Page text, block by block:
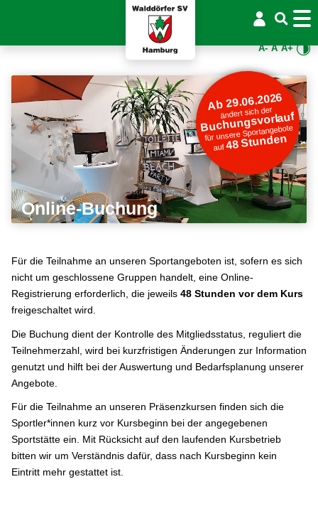
A- A A+
Ab 29.06.2026
ändert sich der
Buchungsvorlauf
für unsere Sportangebote
auf48 Stunden
Online-Buchung
Für die Teilnahme an unseren Sportangeboten ist, sofern es sich
nicht um geschlossene Gruppen handelt, eine Online-
Registrierung erforderlich, die jeweils 48 Stunden vor dem Kurs
freigeschaltet wird.
Die Buchung dient der Kontrolle des Mitgliedsstatus, reguliert die
Teilnehmerzahl, wird bei kurzfristigen Änderungen zur Information
genutzt und hilft bei der Auswertung und Bedarfsplanung unserer
Angebote.
Für die Teilnahme an unseren Präsenzkursen finden sich die
Sportler*innen kurz vor Kursbeginn bei der angegebenen
Sportstätte ein. Mit Rücksicht auf den laufenden Kursbetrieb
bitten wir um Verständnis dafür, dass nach Kursbeginn kein
Eintritt mehr gestattet ist.